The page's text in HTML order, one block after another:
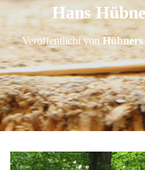
Hans
Veröffentlicht von